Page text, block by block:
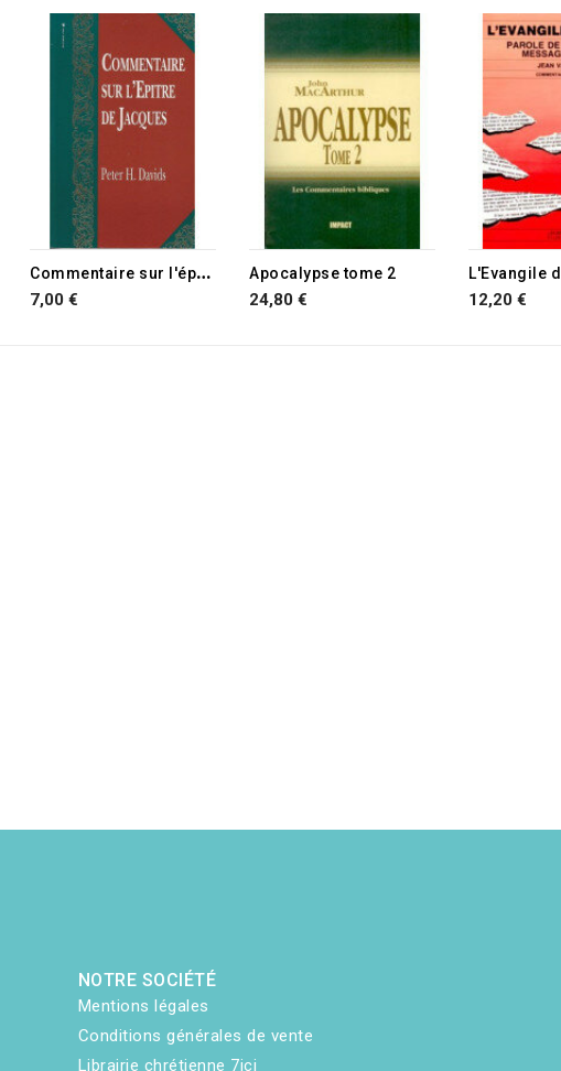
C
ommentaire sur l'épître de Jacques
7,00 €
Apocalypse tome 2
24,80 €
RUPTURE
L'Evangile
12,20 €
NOTRE SOCIÉTÉ
Mentions légales
Conditions générales de vente
Librairie chrétienne 7ici